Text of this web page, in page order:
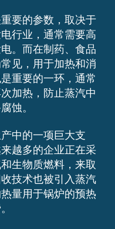
要的参数，取决于
行业，通常需要高
。而在制药、食品
见，用于加热和消
重要的一环，通常
加热，防止蒸汽中
蚀。
中的一项巨大支
越多的企业正在采
生物质燃料，来取
技术也被引入蒸汽
量用于锅炉的预热